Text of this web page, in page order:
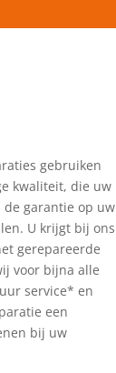
gebruiken
kwaliteit, die uw
garantie op uw
U krijgt bij ons
gerepareerde
voor bijna alle
service* en
een
bij uw